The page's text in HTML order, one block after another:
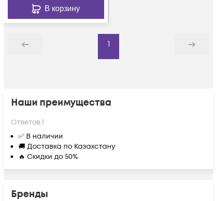
В корзину
Назад
1
Дальше
Наши преимущества
Ответов:1
✅ В наличии
🚚 Доставка по Казахстану
🔥 Скидки до 50%
Бренды